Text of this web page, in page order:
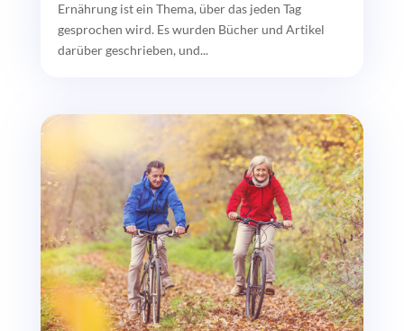
Ernährung ist ein Thema, über das jeden Tag
gesprochen wird. Es wurden Bücher und Artikel
darüber geschrieben, und...